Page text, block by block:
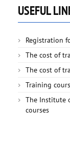
USEFUL
Registration
The cost of
The cost of
Training
The Institute
courses